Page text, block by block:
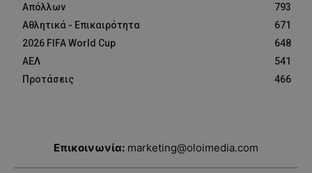
Απόλλων
793
Αθλητικά - Επικαιρότητα
671
2026 FIFA World Cup
648
ΑΕΛ
541
Προτάσεις
466
Επικοινωνία: marketing@oloimedia.com